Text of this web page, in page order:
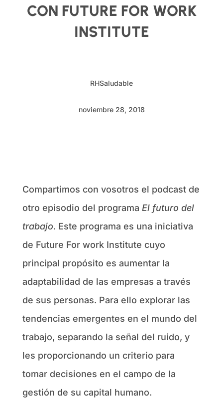
CON FUTURE FOR WORK
INSTITUTE
RHSaludable
noviembre 28, 2018
Compartimos con vosotros el podcast de
otro episodio del programa El futuro del
trabajo. Este programa es una iniciativa
de Future For work Institute cuyo
principal propósito es aumentar la
adaptabilidad de las empresas a través
de sus personas. Para ello explorar las
tendencias emergentes en el mundo del
trabajo, separando la señal del ruido, y
les proporcionando un criterio para
tomar decisiones en el campo de la
gestión de su capital humano.